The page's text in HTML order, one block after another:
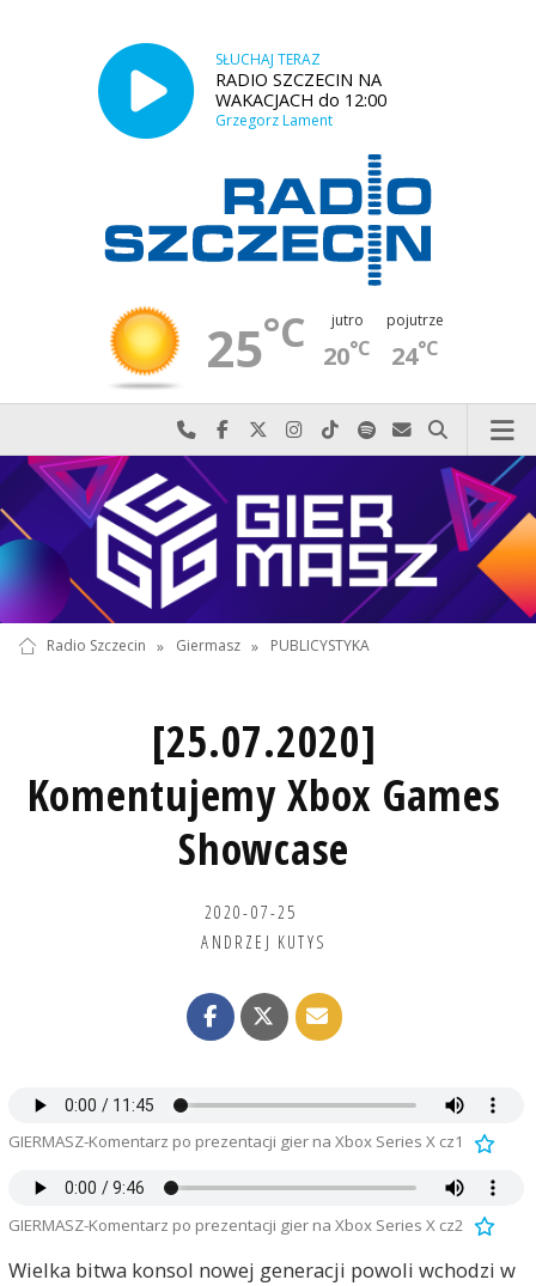
SŁUCHAJ TERAZ
RADIO SZCZECIN NA
WAKACJACH do 12:00
Grzegorz Lament
25°C jutro
20°C
pojutrze
24°C
Najlepiej po prostu do nas zadzwoń
Odwiedź nas na Facebook-u
Odwiedź nas na X
Odwiedź nas na Instagram-ie
Odwiedź nas na TikTok-u
Szukaj nas na Spotify
Wyślij do nas
Szukaj
Radio Szczecin » Giermasz » PUBLICYSTYKA
[25.07.2020]
Komentujemy Xbox Games
Showcase
2020-07-25
ANDRZEJ KUTYS
GIERMASZ-Komentarz po prezentacji gier na Xbox Series X cz1
GIERMASZ-Komentarz po prezentacji gier na Xbox Series X cz2
Wielka bitwa konsol nowej generacji powoli wchodzi w